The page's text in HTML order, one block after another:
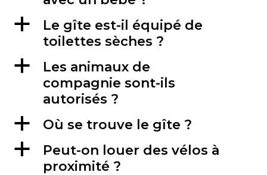
a
Le gîte est-il équipé de
toilettes sèches ?
a
Les animaux de
compagnie sont-ils
autorisés ?
a Où se trouve le gîte ?
a
Peut-on louer des vélos à
proximité ?